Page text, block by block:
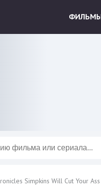
Simpkins Will Cut Your Ass